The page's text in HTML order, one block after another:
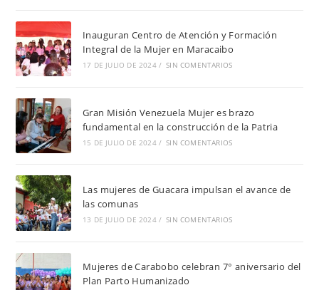
Inauguran Centro de Atención y Formación
Integral de la Mujer en Maracaibo
17 DE JULIO DE 2024 / SIN COMENTARIOS
Gran Misión Venezuela Mujer es brazo
fundamental en la construcción de la Patria
15 DE JULIO DE 2024 / SIN COMENTARIOS
Las mujeres de Guacara impulsan el avance de
las comunas
13 DE JULIO DE 2024 / SIN COMENTARIOS
Mujeres de Carabobo celebran 7° aniversario del
Plan Parto Humanizado